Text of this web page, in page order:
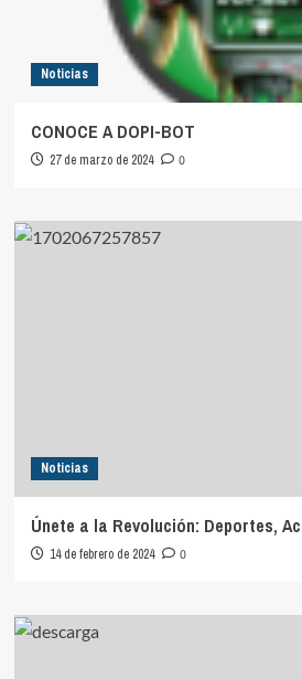
Noticias
CONOCE A DOPI-BOT
27 de marzo de 2024 0
Noticias
Únete a la Revolución: Deportes,
14 de febrero de 2024 0